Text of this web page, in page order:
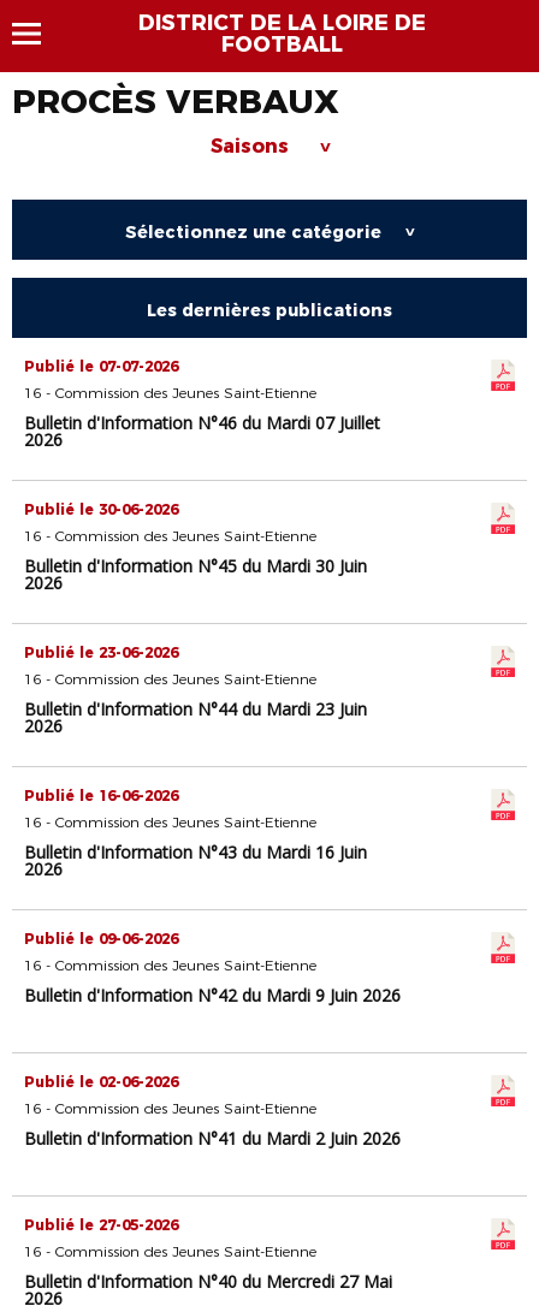
DISTRICT DE LA LOIRE DE
FOOTBALL
PROCÈS VERBAUX
Saisons >
Sélectionnez une catégorie >
Les dernières publications
Publié le 07-07-2026
16 - Commission des Jeunes Saint-Etienne
Bulletin d'Information N°46 du Mardi 07 Juillet
2026
Publié le 30-06-2026
16 - Commission des Jeunes Saint-Etienne
Bulletin d'Information N°45 du Mardi 30 Juin
2026
Publié le 23-06-2026
16 - Commission des Jeunes Saint-Etienne
Bulletin d'Information N°44 du Mardi 23 Juin
2026
Publié le 16-06-2026
16 - Commission des Jeunes Saint-Etienne
Bulletin d'Information N°43 du Mardi 16 Juin
2026
Publié le 09-06-2026
16 - Commission des Jeunes Saint-Etienne
Bulletin d'Information N°42 du Mardi 9 Juin 2026
Publié le 02-06-2026
16 - Commission des Jeunes Saint-Etienne
Bulletin d'Information N°41 du Mardi 2 Juin 2026
Publié le 27-05-2026
16 - Commission des Jeunes Saint-Etienne
Bulletin d'Information N°40 du Mercredi 27 Mai
2026